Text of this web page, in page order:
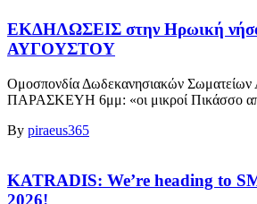
ΕΚΔΗΛΩΣΕΙΣ στην Ηρωική
ΑΥΓΟΥΣΤΟΥ
Ομοσπονδία Δωδεκανησιακών Σωματείων
ΠΑΡΑΣΚΕΥΗ 6μμ: «οι μικροί Πικάσσο
By piraeus365
KATRADIS: We’re heading to
2026!